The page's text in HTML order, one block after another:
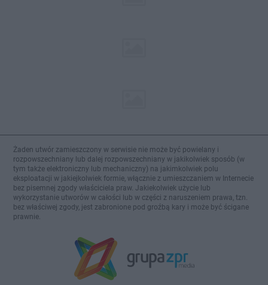
Żaden utwór zamieszczony w serwisie nie może być powielany i
rozpowszechniany lub dalej rozpowszechniany w jakikolwiek sposób (w
tym także elektroniczny lub mechaniczny) na jakimkolwiek polu
eksploatacji w jakiejkolwiek formie, włącznie z umieszczaniem w Internecie
bez pisemnej zgody właściciela praw. Jakiekolwiek użycie lub
wykorzystanie utworów w całości lub w części z naruszeniem prawa, tzn.
bez właściwej zgody, jest zabronione pod groźbą kary i może być ścigane
prawnie.